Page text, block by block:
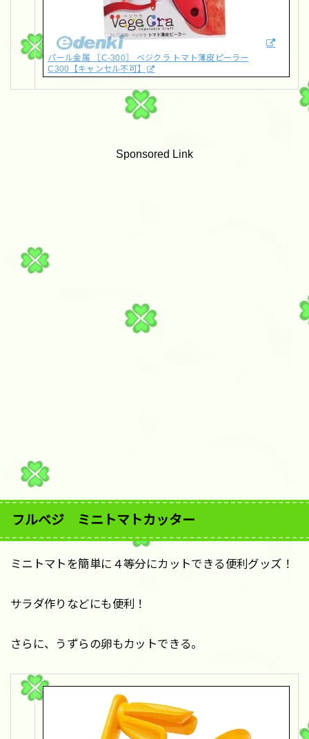
パール金属 ［C-300］ ベジクラ トマト薄皮ピーラー
C300【キャンセル不可】
Sponsored Link
フルベジ ミニトマトカッター
ミニトマトを簡単に４等分にカットできる便利グッズ！
サラダ作りなどにも便利！
さらに、うずらの卵もカットできる。